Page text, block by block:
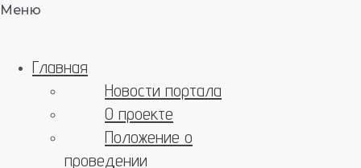
Меню
Главная
Новости портала
О проекте
Положение о
проведении